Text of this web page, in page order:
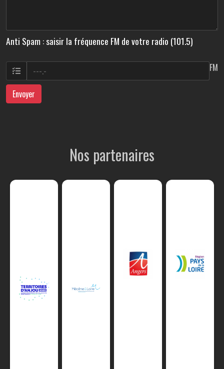
Anti Spam : saisir la fréquence FM de votre radio (101.5)
FM
Envoyer
Nos partenaires